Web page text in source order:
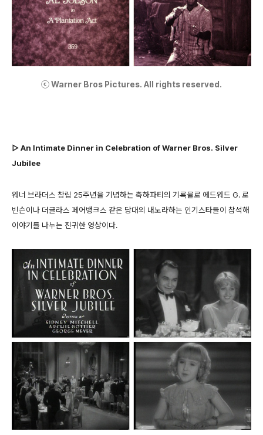
ⓒ Warner Bros Pictures. All rights reserved.
▷ An Intimate Dinner in Celebration of Warner Bros. Silver
Jubilee
워너 브라더스 창립 25주년을 기념하는 축하파티의 기록물로 에드워드 G. 로
빈슨이나 더글라스 페어뱅크스 같은 당대의 내노라하는 인기스타들이 참석해
이야기를 나누는 진귀한 영상이다.